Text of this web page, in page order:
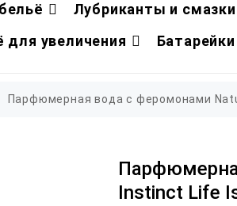
Лубриканты и смазки
для увеличения
Батарейки
Парфюмерная вода с феромонами
Instinct Life